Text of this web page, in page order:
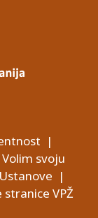
|
Volim svoju
Ustanove |
VPŽ